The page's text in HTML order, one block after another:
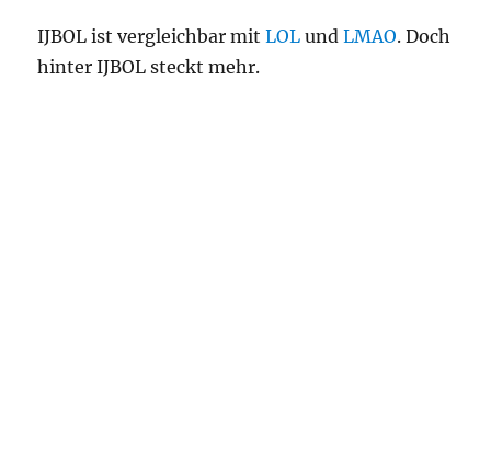
IJBOL ist vergleichbar mitLOL undLMAO. Doch
hinter IJBOL steckt mehr.